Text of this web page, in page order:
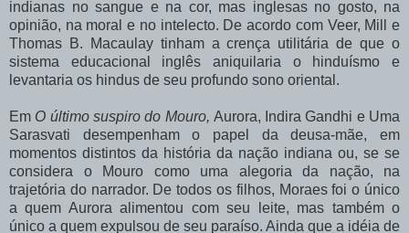
indianas no sangue e na cor, mas inglesas no gosto, na
opinião, na moral e no intelecto. De acordo com Veer, Mill e
Thomas B. Macaulay tinham a crença utilitária de que o
sistema educacional inglês aniquilaria o hinduísmo e
levantaria os hindus de seu profundo sono oriental.
Em O último suspiro do Mouro, Aurora, Indira Gandhi e Uma
Sarasvati desempenham o papel da deusa-mãe, em
momentos distintos da história da nação indiana ou, se se
considera o Mouro como uma alegoria da nação, na
trajetória do narrador. De todos os filhos, Moraes foi o único
a quem Aurora alimentou com seu leite, mas também o
único a quem expulsou de seu paraíso. Ainda que a idéia de